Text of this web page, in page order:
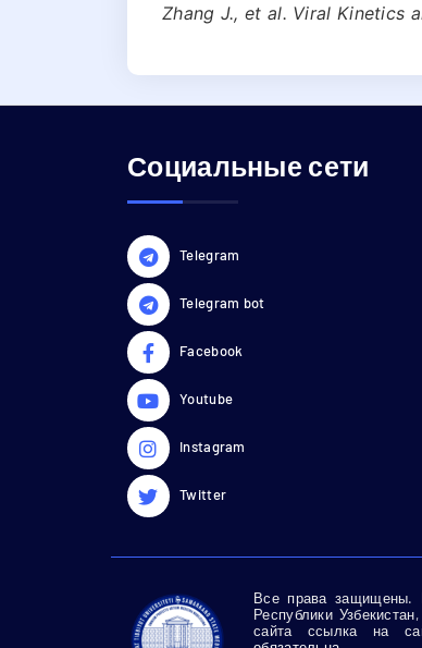
Zhang J., et al. Viral Kinetics
Социальные сети
Telegram
Telegram bot
Facebook
Youtube
Instagram
Twitter
Все права защищены.
Республики
сайта ссылка на